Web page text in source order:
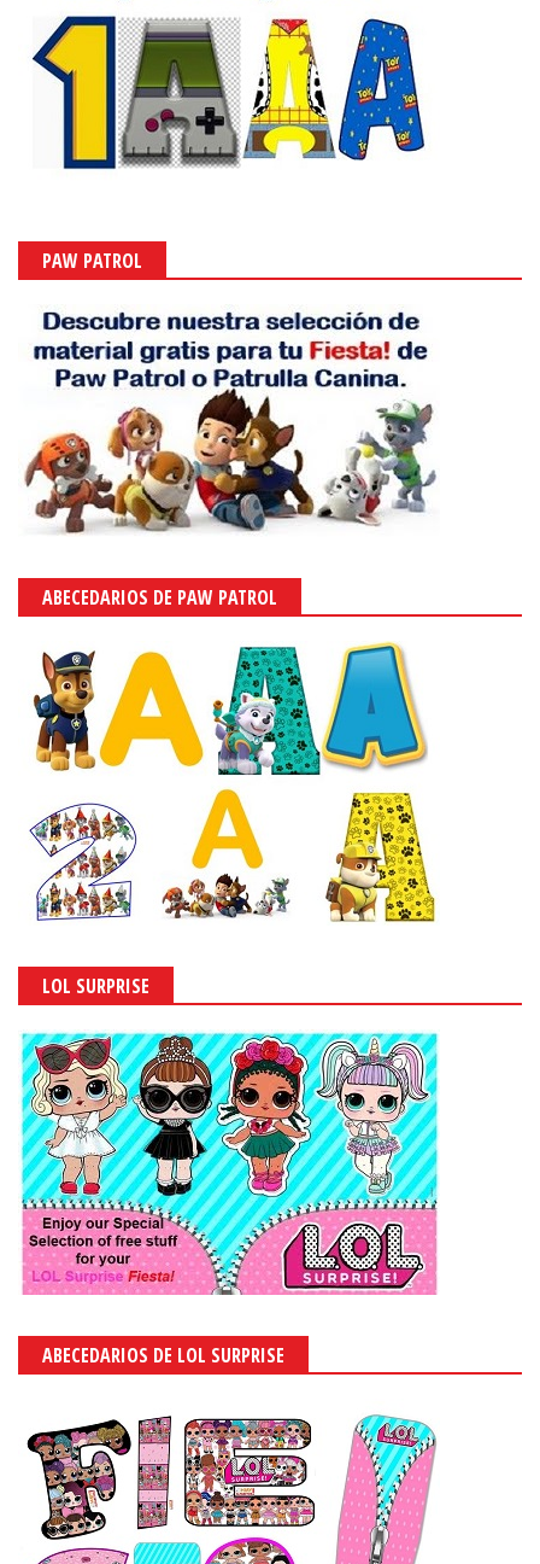
PAW PATROL
ABECEDARIOS DE PAW PATROL
LOL SURPRISE
ABECEDARIOS DE LOL SURPRISE